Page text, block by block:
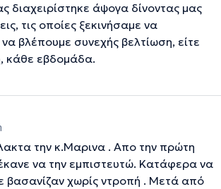
διαχειρίστηκε άψογα δίνοντας μας
τις οποίες ξεκινήσαμε να
βλέπουμε συνεχής βελτίωση, είτε
κάθε εβδομάδα.
την κ.Μαρινα . Απο την πρώτη
να την εμπιστευτώ. Κατάφερα να
βασανίζαν χωρίς ντροπή . Μετά από